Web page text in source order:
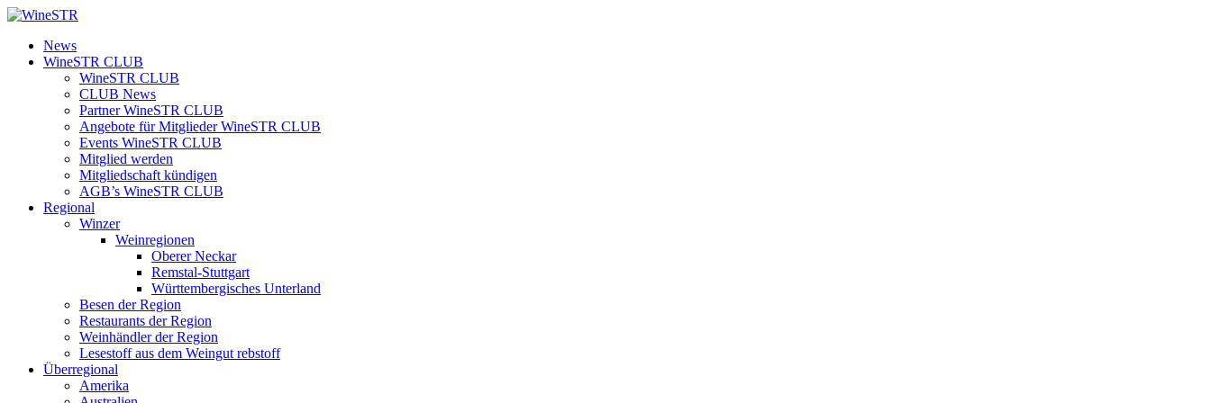
Zum
springen
WineSTR
News
WineSTR CLUB
WineSTR CLUB
CLUB News
Partner WineSTR CLUB
Angebote für Mitglieder WineSTR CLUB
Events WineSTR CLUB
Mitglied werden
Mitgliedschaft kündigen
AGB’s WineSTR CLUB
Regional
Winzer
Weinregionen
Oberer Neckar
Remstal-Stuttgart
Württembergisches Unterland
Besen der Region
Restaurants der Region
Weinhändler der Region
Lesestoff aus dem Weingut rebstoff
Überregional
Amerika